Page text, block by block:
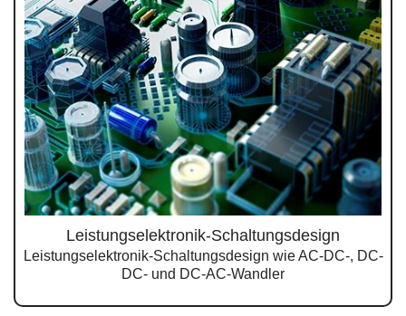
Leistungselektronik-Schaltungsdesign
Leistungselektronik-Schaltungsdesign wie AC-DC-, DC-
DC- und DC-AC-Wandler